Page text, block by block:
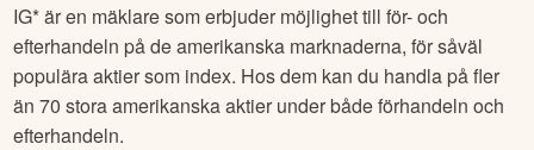
IG* är en mäklare som erbjuder möjlighet till för- och
efterhandeln på de amerikanska marknaderna, för såväl
populära aktier som index. Hos dem kan du handla på fler
än 70 stora amerikanska aktier under både förhandeln och
efterhandeln.